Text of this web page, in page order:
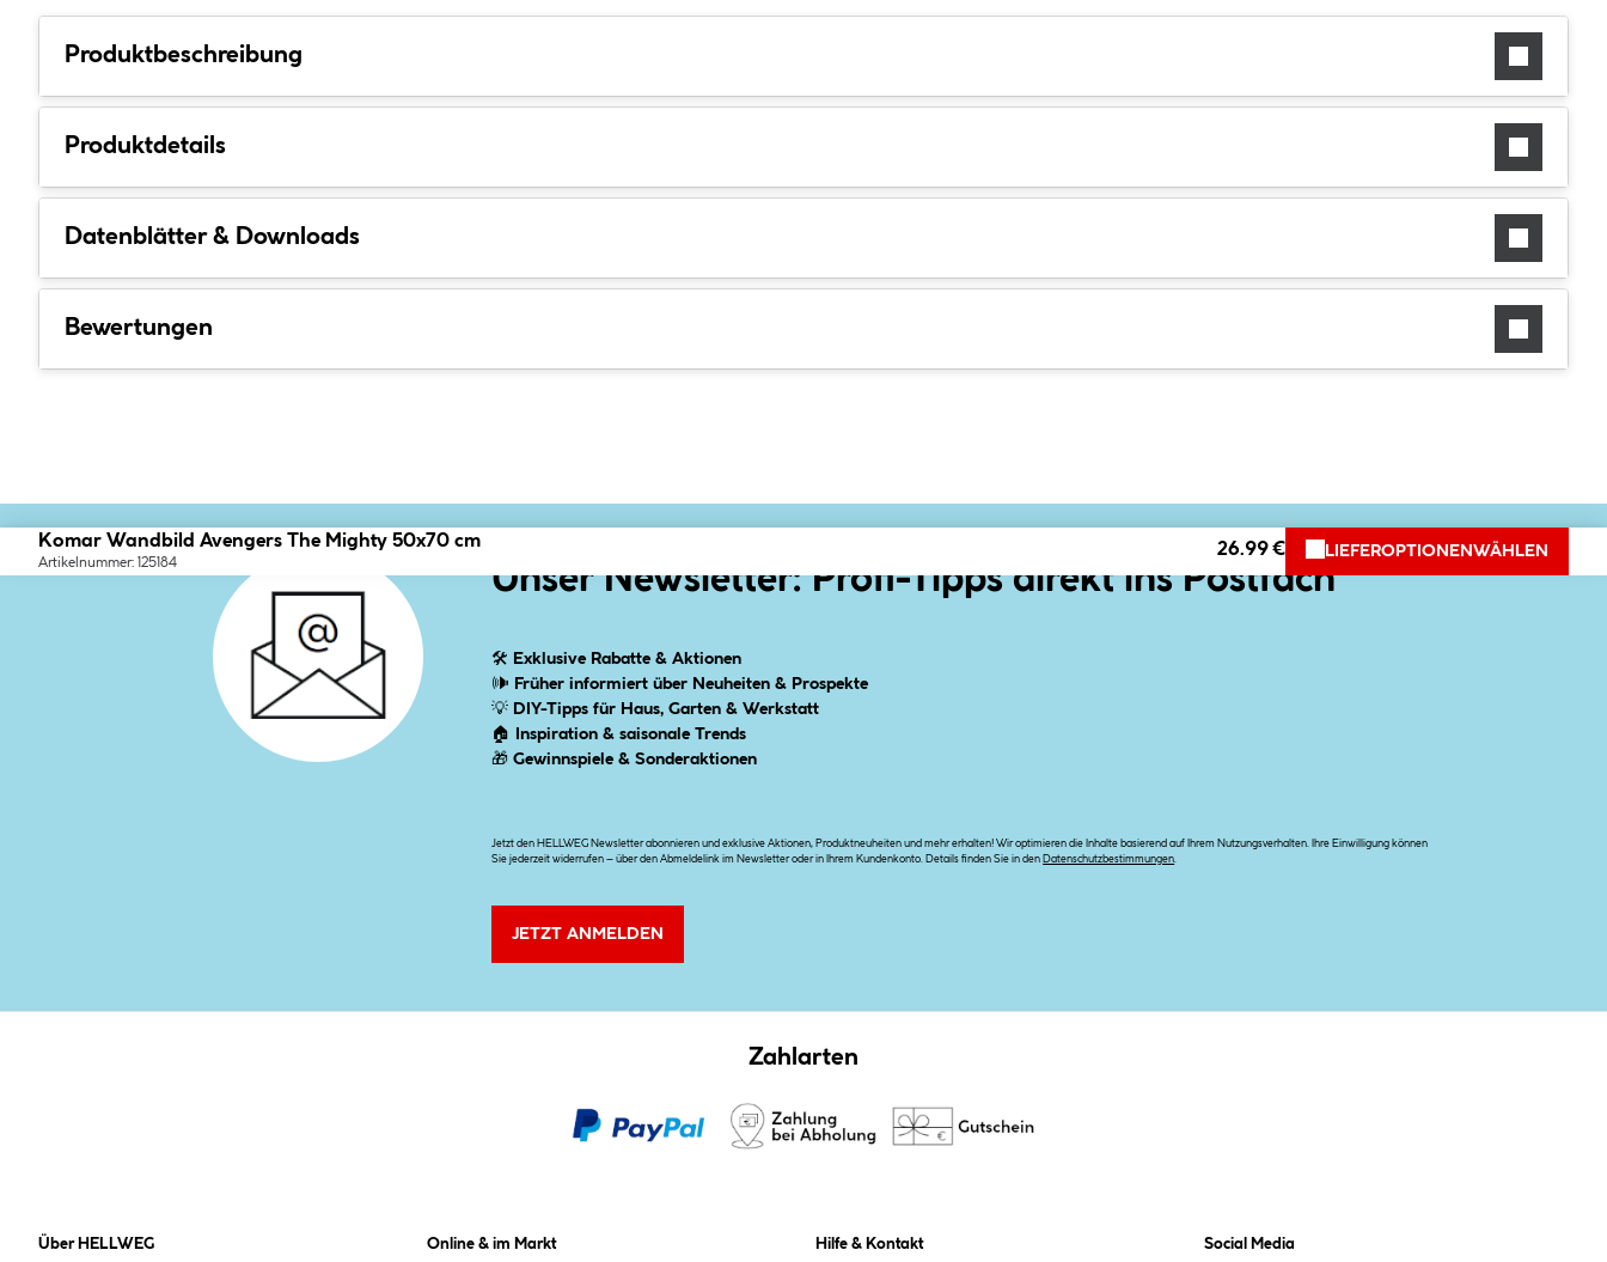
Produktbeschreibung
Produktdetails
Datenblätter & Downloads
Bewertungen
Komar Wandbild Avengers The Mighty 50x70 cm
Artikelnummer: 125184
26.99 € LIEFEROPTIONEN WÄHLEN
Unser Newsletter: Profi-Tipps direkt ins Postfach
🛠 Exklusive Rabatte & Aktionen
🕪 Früher informiert über Neuheiten & Prospekte
💡 DIY-Tipps für Haus, Garten & Werkstatt
🏠
Inspiration & saisonale Trends
🎁Gewinnspiele & Sonderaktionen
Jetzt den HELLWEG Newsletter abonnieren und exklusive Aktionen, Produktneuheiten und mehr erhalten! Wir optimieren die Inhalte basierend auf Ihrem Nutzungsverhalten. Ihre Einwilligung können
Sie jederzeit widerrufen – über den Abmeldelink im Newsletter oder in Ihrem Kundenkonto. Details finden Sie in den Datenschutzbestimmungen
JETZT ANMELDEN
Zahlarten
Über HELLWEG Online & im Markt Hilfe & Kontakt Social Media